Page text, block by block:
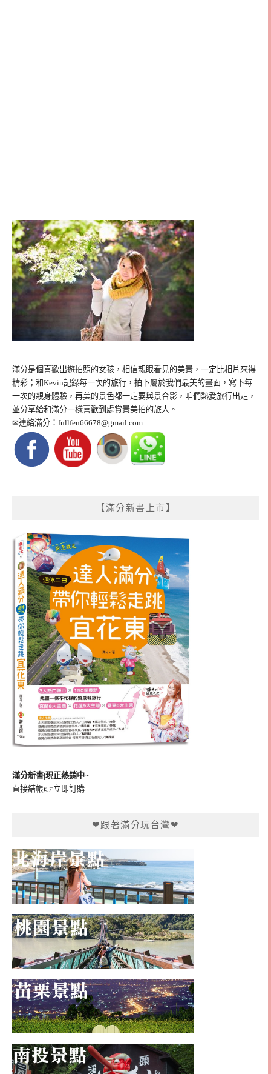
滿分是個喜歡出遊拍照的女孩，相信親眼看見的美景，一定比相片來得
精彩；和Kevin記錄每一次的旅行，拍下屬於我們最美的畫面，寫下每
一次的親身體驗，再美的景色都一定要與景合影，咱們熱愛旅行出走，
並分享給和滿分一樣喜歡到處賞景美拍的旅人。
✉連絡滿分： fullfen66678@gmail.com
【滿分新書上市】
滿分新書|現正熱銷中~
直接結帳👉立即訂購
❤跟著滿分玩台灣❤